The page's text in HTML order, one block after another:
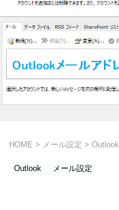
HOME > メール設定 > Outlook
Outlook メール設定